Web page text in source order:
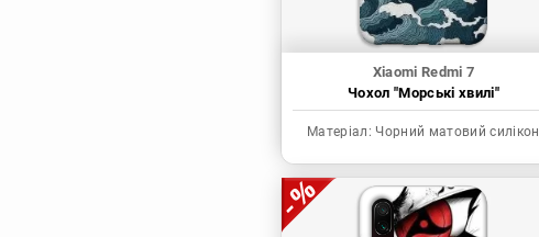
Xiaomi Redmi 7
Чохол "Морські хвилі"
Матеріал: Чорний матовий силікон